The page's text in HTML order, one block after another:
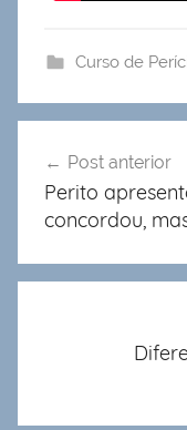
Curso de
de
Post
Post anterior
Perito
concordou,